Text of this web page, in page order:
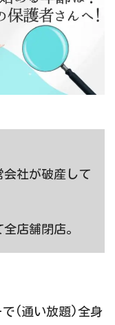
会社が破産して
店舗閉店。
で(通い放題)全身